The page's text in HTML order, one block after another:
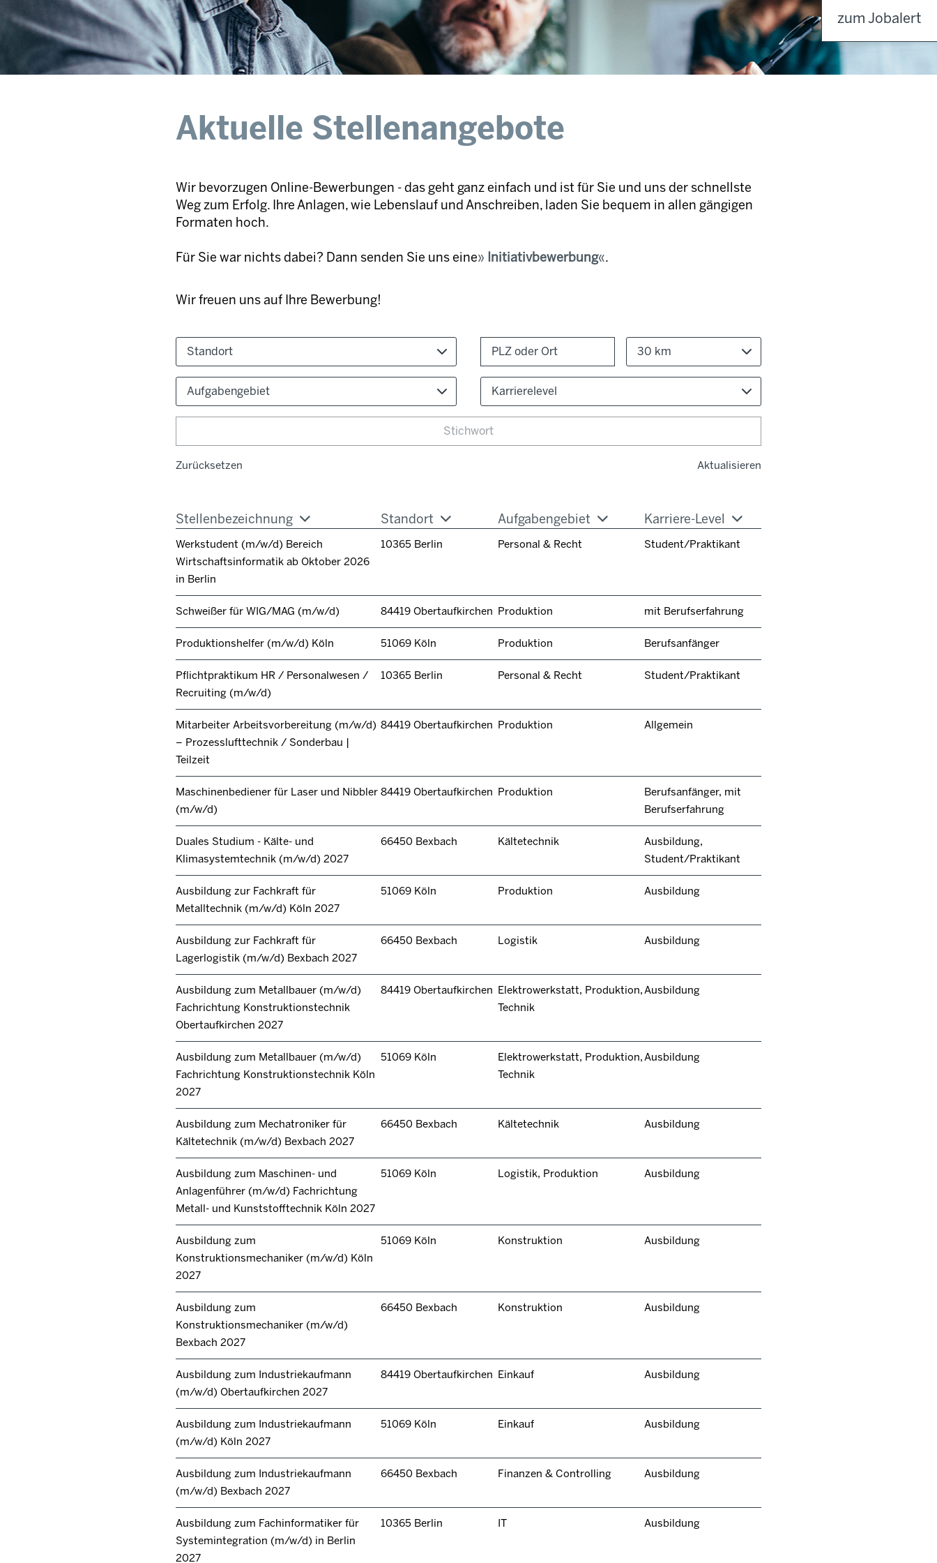
Aktuelle Stellenangebote
Wir bevorzugen Online-Bewerbungen - das geht ganz einfach und ist für Sie und uns der schnellste
Weg zum Erfolg. Ihre Anlagen, wie Lebenslauf und Anschreiben, laden Sie bequem in allen gängigen
Formaten hoch.
Für Sie war nichts dabei? Dann senden Sie uns eine Initiativbewerbung .
Wir freuen uns auf Ihre Bewerbung!
Standort 30 km
Aufgabengebiet Karrierelevel
Zurücksetzen Aktualisieren
Stellenbezeichnung Standort Aufgabengebiet Karriere-Level
Werkstudent (m/w/d) Bereich
Wirtschaftsinformatik ab Oktober 2026
in Berlin
10365 Berlin Personal & Recht Student/Praktikant
Schweißer für WIG/MAG (m/w/d) 84419 Obertaufkirchen Produktion mit Berufserfahrung
Produktionshelfer (m/w/d) Köln 51069 Köln Produktion Berufsanfänger
Pflichtpraktikum HR / Personalwesen /
Recruiting (m/w/d)
10365 Berlin Personal & Recht Student/Praktikant
Mitarbeiter Arbeitsvorbereitung (m/w/d)
– Prozesslufttechnik / Sonderbau |
Teilzeit
84419 Obertaufkirchen Produktion Allgemein
Maschinenbediener für Laser und Nibbler
(m/w/d)
84419 Obertaufkirchen Produktion
Berufsanfänger, mit
Berufserfahrung
Duales Studium - Kälte- und
Klimasystemtechnik (m/w/d) 2027
66450 Bexbach Kältetechnik
Ausbildung,
Student/Praktikant
Ausbildung zur Fachkraft für
Metalltechnik (m/w/d) Köln 2027
51069 Köln Produktion Ausbildung
Ausbildung zur Fachkraft für
Lagerlogistik (m/w/d) Bexbach 2027
66450 Bexbach Logistik Ausbildung
Ausbildung zum Metallbauer (m/w/d)
Fachrichtung Konstruktionstechnik
Obertaufkirchen 2027
84419 Obertaufkirchen Elektrowerkstatt, Produktion,
Technik
Ausbildung
Ausbildung zum Metallbauer (m/w/d)
Fachrichtung Konstruktionstechnik Köln
2027
51069 Köln
Elektrowerkstatt, Produktion,
Technik
Ausbildung
Ausbildung zum Mechatroniker für
Kältetechnik (m/w/d) Bexbach 2027
66450 Bexbach Kältetechnik Ausbildung
Ausbildung zum Maschinen- und
Anlagenführer (m/w/d) Fachrichtung
Metall- und Kunststofftechnik Köln 2027
51069 Köln Logistik, Produktion Ausbildung
Ausbildung zum
Konstruktionsmechaniker (m/w/d) Köln
2027
51069 Köln Konstruktion Ausbildung
Ausbildung zum
Konstruktionsmechaniker (m/w/d)
Bexbach 2027
66450 Bexbach Konstruktion Ausbildung
Ausbildung zum Industriekaufmann
(m/w/d) Obertaufkirchen 2027
84419 Obertaufkirchen Einkauf Ausbildung
Ausbildung zum Industriekaufmann
(m/w/d) Köln 2027
51069 Köln Einkauf Ausbildung
Ausbildung zum Industriekaufmann
(m/w/d) Bexbach 2027
66450 Bexbach Finanzen & Controlling Ausbildung
Ausbildung zum Fachinformatiker für
Systemintegration (m/w/d) in Berlin
2027
10365 Berlin IT Ausbildung
zum Jobalert